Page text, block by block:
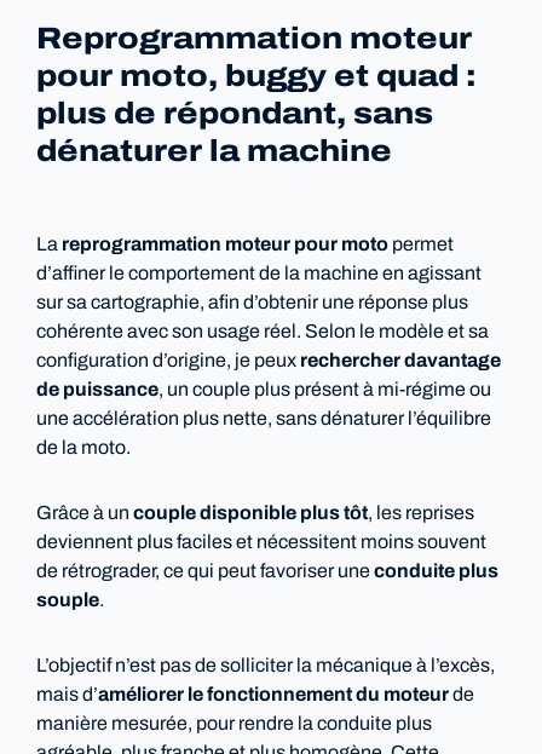
Reprogrammation moteur
pour moto, buggy et quad :
plus de répondant, sans
dénaturer la machine
La reprogrammation moteur pour motopermet
d’affiner le comportement de la machine en agissant
sur sa cartographie, afin d’obtenir une réponse plus
cohérente avec son usage réel. Selon le modèle et sa
configuration d’origine, je peux rechercher davantage
de puissance, un couple plus présent à mi-régime ou
une accélération plus nette, sans dénaturer l’équilibre
de la moto.
Grâce à un couple disponible plus tôt, les reprises
deviennent plus faciles et nécessitent moins souvent
de rétrograder, ce qui peut favoriser uneconduite plus
souple.
L’objectif n’est pas de solliciter la mécanique à l’excès,
mais d’améliorer le fonctionnement du moteurde
manière mesurée, pour rendre la conduite plus